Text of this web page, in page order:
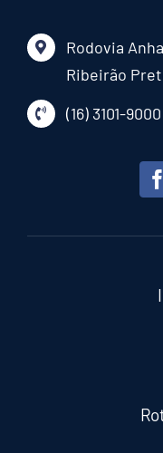
Rodovia
Ribeirão
(16) 3101-9000